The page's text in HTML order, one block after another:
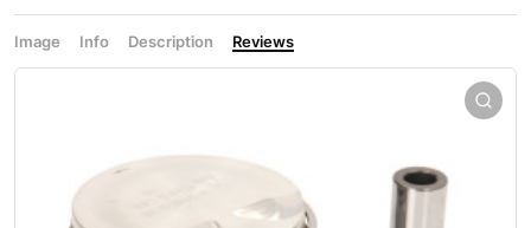
Image Info Description Reviews